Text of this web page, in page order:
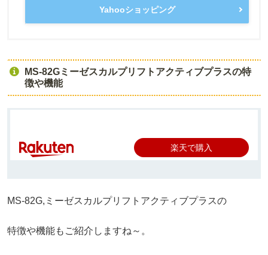
Yahooショッピング
MS-82Gミーゼスカルプリフトアクティブプラスの特
徴や機能
楽天で購入
MS-82G,ミーゼスカルプリフトアクティブプラスの
特徴や機能もご紹介しますね～。